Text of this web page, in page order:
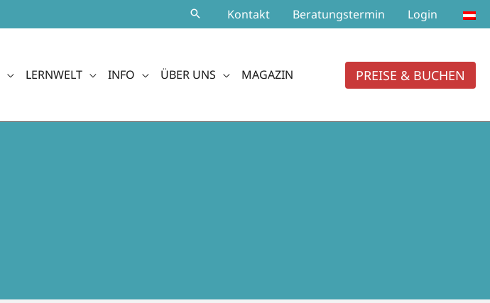
Kontakt Beratungstermin Login
LERNWELT INFO ÜBER UNS MAGAZIN PREISE & BUCHEN